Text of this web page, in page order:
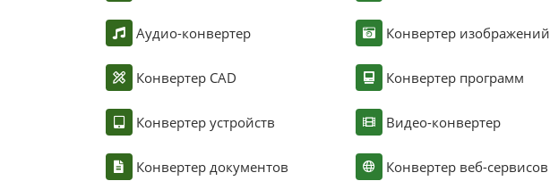
Аудио-конвертер
Конвертер CAD
Конвертер устройств
Конвертер документов
Конвертер изображений
Конвертер программ
Видео-конвертер
Конвертер веб-сервисов